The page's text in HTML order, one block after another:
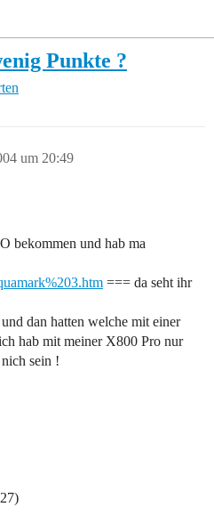
Punkte ?
um 20:49
bekommen und hab ma
=== da seht ihr
dan hatten welche mit einer
hab mit meiner X800 Pro nur
sein !